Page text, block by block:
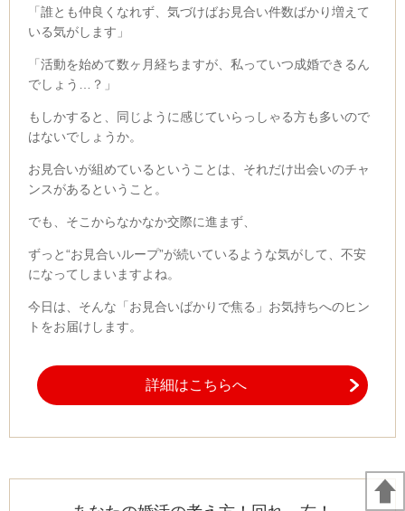
「誰とも仲良くなれず、気づけばお見合い件数ばかり増えて
いる気がします」
「活動を始めて数ヶ月経ちますが、私っていつ成婚できるん
でしょう
？」
もしかすると、同じように感じていらっしゃる方も多いので
はないでしょうか。
お見合いが組めているということは、それだけ出会いのチャ
ンスがあるということ。
でも、そこからなかなか交際に進まず、
ずっと“お見合いループ”が続いているような気がして、不安
になってしまいますよね。
今日は、そんな「お見合いばかりで焦る」お気持ちへのヒン
トをお届けします。
詳細はこちらへ